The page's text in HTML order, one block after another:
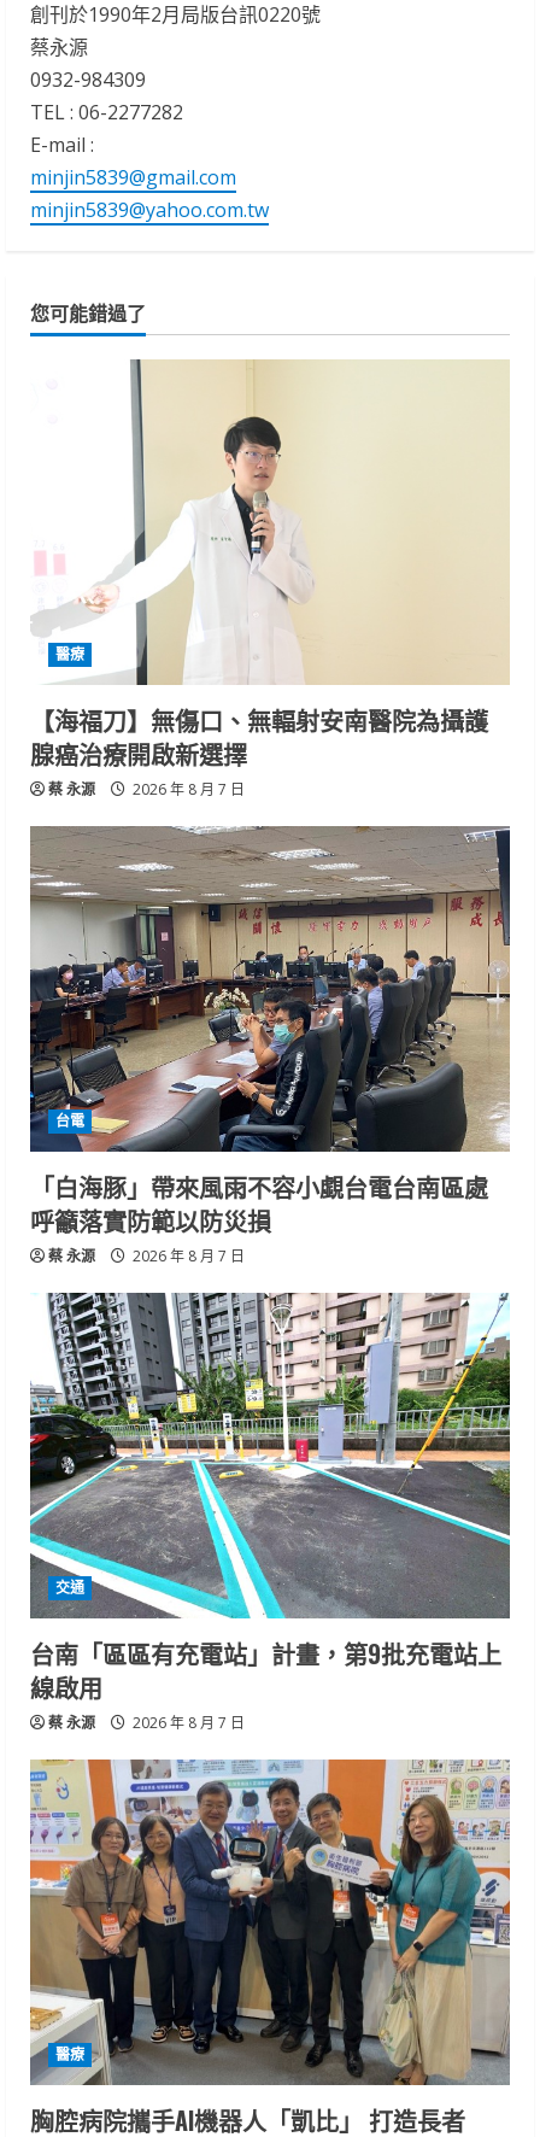
創刊於1990年2月局版台訊0220號
蔡永源
0932-984309
TEL : 06-2277282
E-mail :
minjin5839@gmail.com
minjin5839@yahoo.com.tw
您可能錯過了
醫療
【海福刀】無傷口、無輻射安南醫院為攝護
腺癌治療開啟新選擇
蔡 永源 2026 年 8 月 7 日
台電
「白海豚」帶來風雨不容小覷台電台南區處
呼籲落實防範以防災損
蔡 永源 2026 年 8 月 7 日
交通
台南「區區有充電站」計畫，第9批充電站上
線啟用
蔡 永源 2026 年 8 月 7 日
醫療
胸腔病院攜手AI機器人「凱比」 打造長者